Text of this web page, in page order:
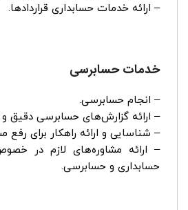
– ارائه خدمات حسابداری قراردادها.
خدمات حسابرسی
– انجام حسابرسی.
– ارائه گزارش‌های حسابرسی دقیق
– شناسایی و ارائه راهکار برای رفع
– ارائه مشاوره‌های لازم در
حسابداری و حسابرسی.